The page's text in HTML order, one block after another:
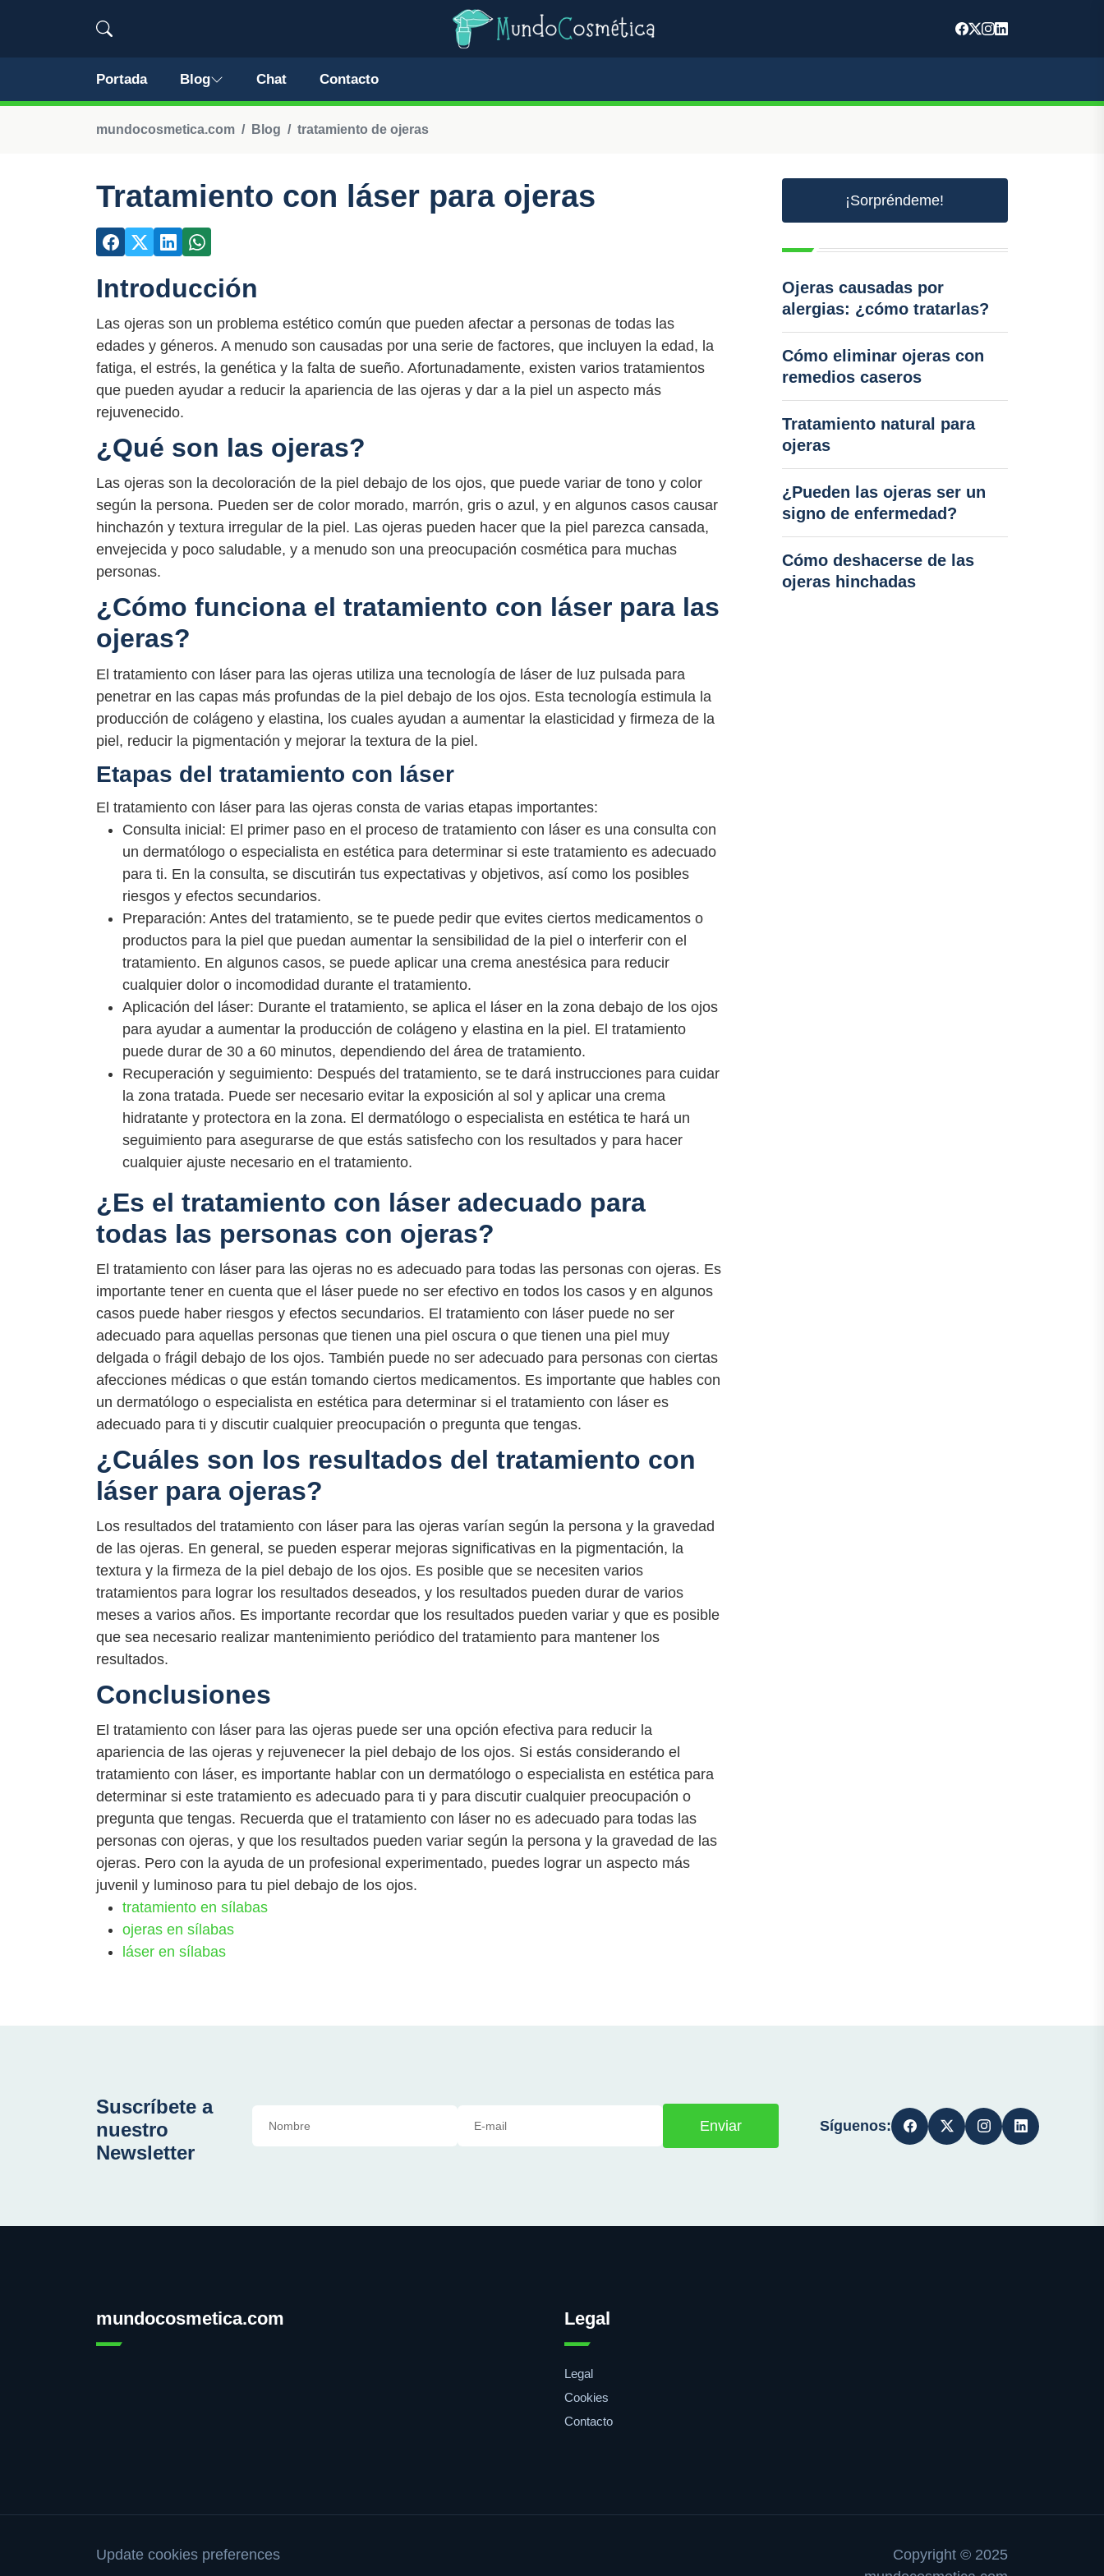
Portada Blog Chat Contacto
mundocosmetica.com Blog tratamiento de ojeras
Tratamiento con láser para ojeras
Introducción
Las ojeras son un problema estético común que pueden afectar a personas de todas las
edades y géneros. A menudo son causadas por una serie de factores, que incluyen la edad, la
fatiga, el estrés, la genética y la falta de sueño. Afortunadamente, existen varios tratamientos
que pueden ayudar a reducir la apariencia de las ojeras y dar a la piel un aspecto más
rejuvenecido.
¿Qué son las ojeras?
Las ojeras son la decoloración de la piel debajo de los ojos, que puede variar de tono y color
según la persona. Pueden ser de color morado, marrón, gris o azul, y en algunos casos causar
hinchazón y textura irregular de la piel. Las ojeras pueden hacer que la piel parezca cansada,
envejecida y poco saludable, y a menudo son una preocupación cosmética para muchas
personas.
¿Cómo funciona el tratamiento con láser para las
ojeras?
El tratamiento con láser para las ojeras utiliza una tecnología de láser de luz pulsada para
penetrar en las capas más profundas de la piel debajo de los ojos. Esta tecnología estimula la
producción de colágeno y elastina, los cuales ayudan a aumentar la elasticidad y firmeza de la
piel, reducir la pigmentación y mejorar la textura de la piel.
Etapas del tratamiento con láser
El tratamiento con láser para las ojeras consta de varias etapas importantes:
Consulta inicial: El primer paso en el proceso de tratamiento con láser es una consulta con
un dermatólogo o especialista en estética para determinar si este tratamiento es adecuado
para ti. En la consulta, se discutirán tus expectativas y objetivos, así como los posibles
riesgos y efectos secundarios.
Preparación: Antes del tratamiento, se te puede pedir que evites ciertos medicamentos o
productos para la piel que puedan aumentar la sensibilidad de la piel o interferir con el
tratamiento. En algunos casos, se puede aplicar una crema anestésica para reducir
cualquier dolor o incomodidad durante el tratamiento.
Aplicación del láser: Durante el tratamiento, se aplica el láser en la zona debajo de los ojos
para ayudar a aumentar la producción de colágeno y elastina en la piel. El tratamiento
puede durar de 30 a 60 minutos, dependiendo del área de tratamiento.
Recuperación y seguimiento: Después del tratamiento, se te dará instrucciones para cuidar
la zona tratada. Puede ser necesario evitar la exposición al sol y aplicar una crema
hidratante y protectora en la zona. El dermatólogo o especialista en estética te hará un
seguimiento para asegurarse de que estás satisfecho con los resultados y para hacer
cualquier ajuste necesario en el tratamiento.
¿Es el tratamiento con láser adecuado para
todas las personas con ojeras?
El tratamiento con láser para las ojeras no es adecuado para todas las personas con ojeras. Es
importante tener en cuenta que el láser puede no ser efectivo en todos los casos y en algunos
casos puede haber riesgos y efectos secundarios. El tratamiento con láser puede no ser
adecuado para aquellas personas que tienen una piel oscura o que tienen una piel muy
delgada o frágil debajo de los ojos. También puede no ser adecuado para personas con ciertas
afecciones médicas o que están tomando ciertos medicamentos. Es importante que hables con
un dermatólogo o especialista en estética para determinar si el tratamiento con láser es
adecuado para ti y discutir cualquier preocupación o pregunta que tengas.
¿Cuáles son los resultados del tratamiento con
láser para ojeras?
Los resultados del tratamiento con láser para las ojeras varían según la persona y la gravedad
de las ojeras. En general, se pueden esperar mejoras significativas en la pigmentación, la
textura y la firmeza de la piel debajo de los ojos. Es posible que se necesiten varios
tratamientos para lograr los resultados deseados, y los resultados pueden durar de varios
meses a varios años. Es importante recordar que los resultados pueden variar y que es posible
que sea necesario realizar mantenimiento periódico del tratamiento para mantener los
resultados.
Conclusiones
El tratamiento con láser para las ojeras puede ser una opción efectiva para reducir la
apariencia de las ojeras y rejuvenecer la piel debajo de los ojos. Si estás considerando el
tratamiento con láser, es importante hablar con un dermatólogo o especialista en estética para
determinar si este tratamiento es adecuado para ti y para discutir cualquier preocupación o
pregunta que tengas. Recuerda que el tratamiento con láser no es adecuado para todas las
personas con ojeras, y que los resultados pueden variar según la persona y la gravedad de las
ojeras. Pero con la ayuda de un profesional experimentado, puedes lograr un aspecto más
juvenil y luminoso para tu piel debajo de los ojos.
tratamiento en sílabas
ojeras en sílabas
láser en sílabas
¡Sorpréndeme!
Ojeras causadas por
alergias: ¿cómo tratarlas?
Cómo eliminar ojeras con
remedios caseros
Tratamiento natural para
ojeras
¿Pueden las ojeras ser un
signo de enfermedad?
Cómo deshacerse de las
ojeras hinchadas
Suscríbete a
nuestro
Newsletter
Enviar Síguenos:
mundocosmetica.com Legal
Legal
Cookies
Contacto
Update cookies preferences
Copyright © 2025